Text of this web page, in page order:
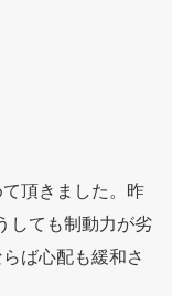
頂きました。昨
しても制動力が劣
ば心配も緩和さ